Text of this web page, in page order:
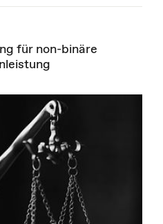
für non-binäre